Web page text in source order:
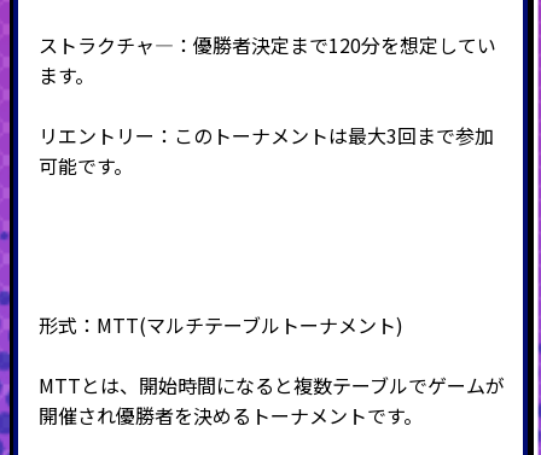
ストラクチャ―：優勝者決定まで120分を想定してい
ます。
リエントリー：このトーナメントは最大3回まで参加
可能です。
形式：MTT(マルチテーブルトーナメント)
MTTとは、開始時間になると複数テーブルでゲームが
開催され優勝者を決めるトーナメントです。